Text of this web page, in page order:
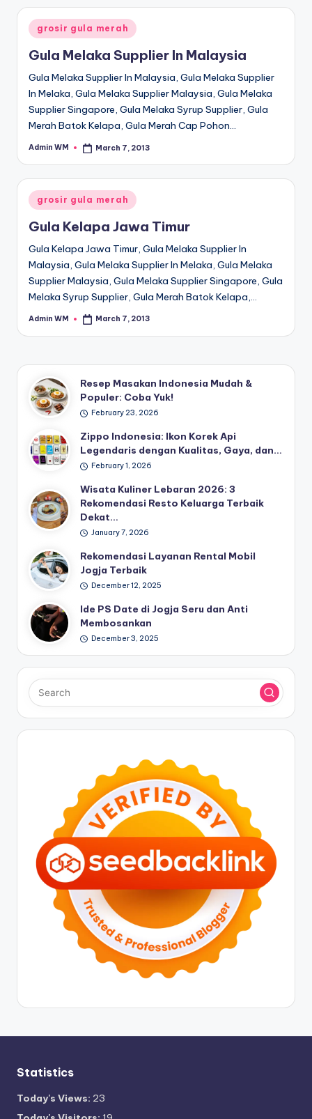
Posted
in
grosir gula merah
Gula Melaka Supplier In Malaysia
Gula Melaka Supplier In Malaysia, Gula Melaka Supplier
In Melaka, Gula Melaka Supplier Malaysia, Gula Melaka
Supplier Singapore, Gula Melaka Syrup Supplier, Gula
Merah Batok Kelapa, Gula Merah Cap Pohon…
Posted
Admin WM March 7, 2013
Posted
in
grosir gula merah
Gula Kelapa Jawa Timur
Gula Kelapa Jawa Timur, Gula Melaka Supplier In
Malaysia, Gula Melaka Supplier In Melaka, Gula Melaka
Supplier Malaysia, Gula Melaka Supplier Singapore, Gula
Melaka Syrup Supplier, Gula Merah Batok Kelapa,…
Posted
Admin WM March 7, 2013
Resep Masakan Indonesia Mudah &
Populer: Coba Yuk!
February 23, 2026
Zippo Indonesia: Ikon Korek Api
Legendaris dengan Kualitas, Gaya, dan…
February 1, 2026
Wisata Kuliner Lebaran 2026: 3
Rekomendasi Resto Keluarga Terbaik
Dekat…
January 7, 2026
Rekomendasi Layanan Rental Mobil
Jogja Terbaik
December 12, 2025
Ide PS Date di Jogja Seru dan Anti
Membosankan
December 3, 2025
Statistics
Today's Views: 23